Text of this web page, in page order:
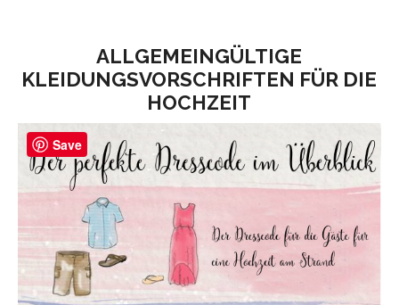
ALLGEMEINGÜLTIGE
KLEIDUNGSVORSCHRIFTEN FÜR DIE
HOCHZEIT
Save